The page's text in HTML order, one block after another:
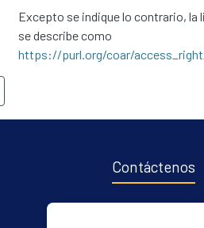
Excepto se indique lo contrario, la
se describe como
https://purl.org/coar/
Contáctenos